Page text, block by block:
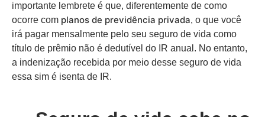
importante lembrete é que, diferentemente de como
ocorre com planos de previdência privada, o que você
irá pagar mensalmente pelo seu seguro de vida como
título de prêmio não é dedutível do IR anual. No entanto,
a indenização recebida por meio desse seguro de vida
essa sim é isenta de IR.